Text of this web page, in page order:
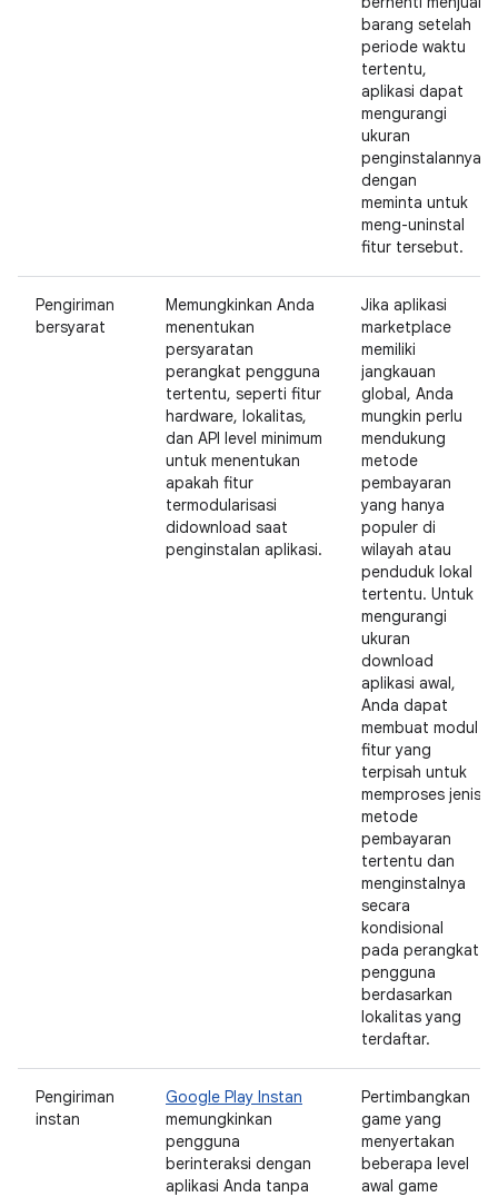
barang setelah
periode waktu
tertentu,
aplikasi dapat
mengurangi
ukuran
penginstalannya
dengan
meminta untuk
meng-uninstal
fitur tersebut.
Pengiriman
bersyarat
Memungkinkan Anda
menentukan
persyaratan
perangkat pengguna
tertentu, seperti fitur
hardware, lokalitas,
dan API level minimum
untuk menentukan
apakah fitur
termodularisasi
didownload saat
penginstalan aplikasi.
Jika aplikasi
marketplace
memiliki
jangkauan
global, Anda
mungkin perlu
mendukung
metode
pembayaran
yang hanya
populer di
wilayah atau
penduduk lokal
tertentu. Untuk
mengurangi
ukuran
download
aplikasi awal,
Anda dapat
membuat modul
fitur yang
terpisah untuk
memproses jenis
metode
pembayaran
tertentu dan
menginstalnya
secara
kondisional
pada perangkat
pengguna
berdasarkan
lokalitas yang
terdaftar.
Pengiriman
instan
Google Play Instan
memungkinkan
pengguna
berinteraksi dengan
aplikasi Anda tanpa
Pertimbangkan
game yang
menyertakan
beberapa level
awal game